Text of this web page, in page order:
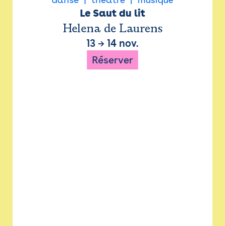
Le Saut du lit
Helena de Laurens
13 → 14 nov.
Réserver